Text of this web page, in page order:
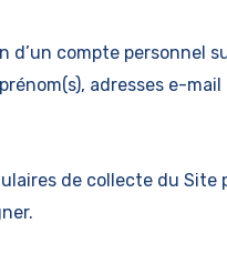
d’un compte personnel
adresses e-
de collecte du